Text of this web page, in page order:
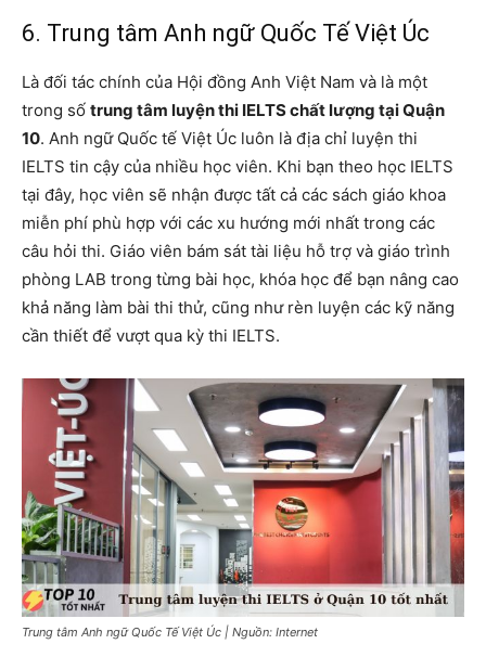
6. Trung tâm Anh ngữ Quốc Tế Việt Úc
Là đối tác chính của Hội đồng Anh Việt Nam và là một
trong số trung tâm luyện thi IELTS chất lượng tại Quận
10. Anh ngữ Quốc tế Việt Úc luôn là địa chỉ luyện thi
IELTS tin cậy của nhiều học viên. Khi bạn theo học IELTS
tại đây, học viên sẽ nhận được tất cả các sách giáo khoa
miễn phí phù hợp với các xu hướng mới nhất trong các
câu hỏi thi. Giáo viên bám sát tài liệu hỗ trợ và giáo trình
phòng LAB trong từng bài học, khóa học để bạn nâng cao
khả năng làm bài thi thử, cũng như rèn luyện các kỹ năng
cần thiết để vượt qua kỳ thi IELTS.
Trung tâm Anh ngữ Quốc Tế Việt Úc | Nguồn: Internet